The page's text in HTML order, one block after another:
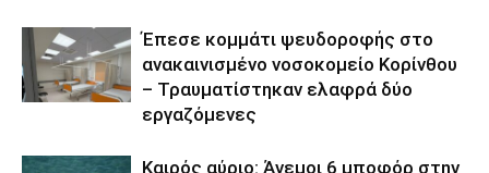
Έπεσε κομμάτι ψευδοροφής στο
ανακαινισμένο νοσοκομείο Κορίνθου
– Τραυματίστηκαν ελαφρά δύο
εργαζόμενες
Καιρός αύριο: Άνεμοι 6 μποφόρ στην